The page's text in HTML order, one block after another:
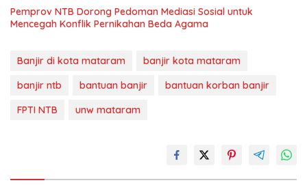
Pemprov NTB Dorong Pedoman Mediasi Sosial untuk
Mencegah Konflik Pernikahan Beda Agama
Banjir di kota mataram
banjir kota mataram
banjir ntb
bantuan banjir
bantuan korban banjir
FPTI NTB
unw mataram